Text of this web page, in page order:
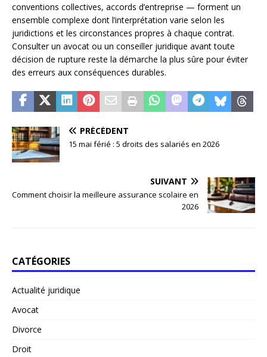
conventions collectives, accords d’entreprise — forment un
ensemble complexe dont l’interprétation varie selon les
juridictions et les circonstances propres à chaque contrat.
Consulter un avocat ou un conseiller juridique avant toute
décision de rupture reste la démarche la plus sûre pour éviter
des erreurs aux conséquences durables.
PRÉCÉDENT
15 mai férié : 5 droits des salariés en 2026
SUIVANT
Comment choisir la meilleure assurance scolaire en
2026
CATÉGORIES
Actualité juridique
Avocat
Divorce
Droit